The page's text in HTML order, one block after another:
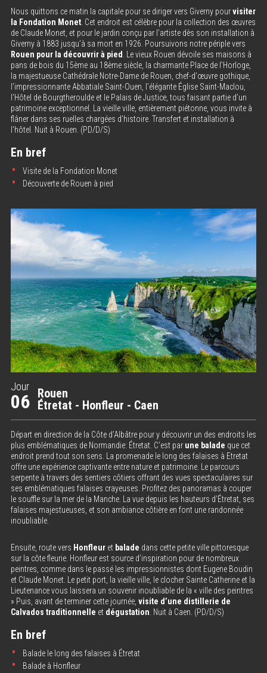
Nous quittons ce matin la capitale pour se diriger vers Giverny pourvisiter
la Fondation Monet . Cet endroit est célèbre pour la collection des œuvres
de Claude Monet, et pour le jardin conçu par l’artiste dès son installation à
Giverny à 1883 jusqu’à sa mort en 1926. Poursuivons notre périple vers
Rouen pour la découvrir à pied
. Le vieux Rouen dévoile ses maisons à
pans de bois du 15ème au 18ème siècle, la charmante Place de l’Horloge,
la majestueuse Cathédrale Notre-Dame de Rouen, chef-d’œuvre gothique,
l’impressionnante Abbatiale Saint-Ouen, l’élégante Église Saint-Maclou,
l’Hôtel de Bourgtheroulde et le Palais de Justice, tous faisant partie d’un
patrimoine exceptionnel. La vieille ville, entièrement piétonne, vous invite à
flâner dans ses ruelles chargées d’histoire. Transfert et installation à
l’hôtel. Nuit à Rouen. (PD/D/S)
En bref
Visite de la Fondation Monet
Découverte de Rouen à pied
Jour
06
Rouen
Étretat - Honfleur - Caen
Départ en direction de la Côte d’Albâtre pour y découvrir un des endroits les
plus emblématiques de Normandie: Étretat. C’est par une balade que cet
endroit prend tout son sens. La promenade le long des falaises à Etretat
offre une expérience captivante entre nature et patrimoine. Le parcours
serpente à travers des sentiers côtiers offrant des vues spectaculaires sur
ses emblématiques falaises crayeuses. Profitez des panoramas à couper
le souffle sur la mer de la Manche. La vue depuis les hauteurs d’Étretat, ses
falaises majestueuses, et son ambiance côtière en font une randonnée
inoubliable.
Ensuite, route vers Honfleur et balade dans cette petite ville pittoresque
sur la côte fleurie. Honfleur est source d’inspiration pour de nombreux
peintres, comme dans le passé les impressionnistes dont Eugene Boudin
et Claude Monet. Le petit port, la vieille ville, le clocher Sainte Catherine et la
Lieutenance vous laissera un souvenir inoubliable de la « ville des peintres
» Puis, avant de terminer cette journée, visite d’une distillerie de
Calvados traditionnelle et dégustation. Nuit à Caen. (PD/D/S)
En bref
Balade le long des falaises à Étretat
Balade à Honfleur